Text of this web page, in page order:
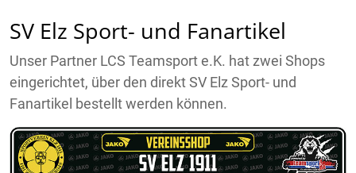
SV Elz Sport- und Fanartikel
Unser Partner LCS Teamsport e.K. hat zwei Shops
eingerichtet, über den direkt SV Elz Sport- und
Fanartikel bestellt werden können.